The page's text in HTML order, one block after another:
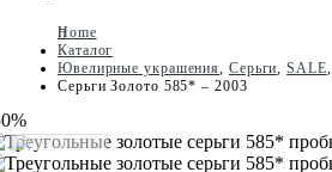
Home
Каталог
Ювелирные украшения, Серьги,SALE,
Серьги Золото 585* – 2003